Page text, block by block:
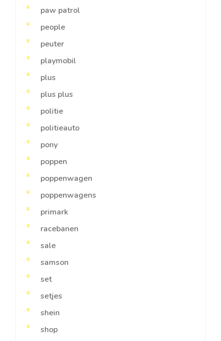
paw patrol
people
peuter
playmobil
plus
plus plus
politie
politieauto
pony
poppen
poppenwagen
poppenwagens
primark
racebanen
sale
samson
set
setjes
shein
shop